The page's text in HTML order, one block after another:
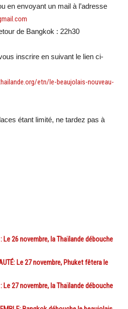
en envoyant un mail à l’adresse
de Bangkok : 22h30
inscrire en suivant le lien ci-
etn/le-beaujolais-nouveau-
étant limité, ne tardez pas à
Le 26 novembre, la Thaïlande débouche
Le 27 novembre, Phuket fêtera le
Le 27 novembre, la Thaïlande débouche